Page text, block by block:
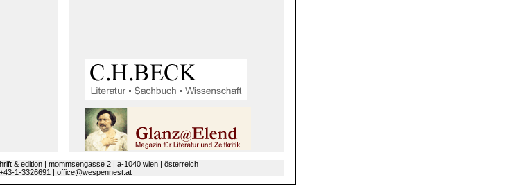
& edition | mommsengasse 2 | a-1040 wien | österreich
1-3326691 | office@wespennest.at